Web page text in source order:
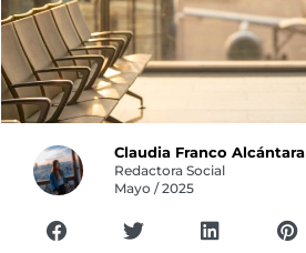
Claudia Franco Alcántara
Redactora Social
Mayo / 2025